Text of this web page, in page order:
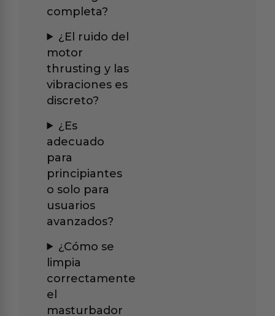
completa?
¿El ruido del
motor
thrusting y las
vibraciones es
discreto?
¿Es
adecuado
para
principiantes
o solo para
usuarios
avanzados?
¿Cómo se
limpia
correctamente
el
masturbador